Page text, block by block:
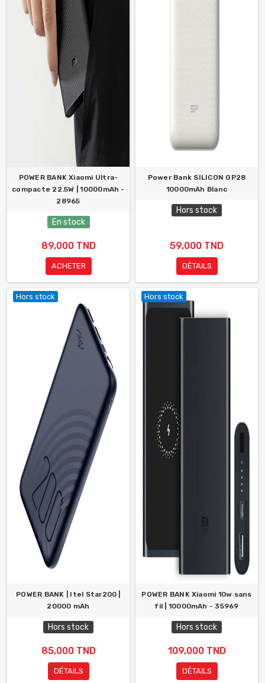
POWER BANK Xiaomi Ultra-
compacte 22.5W | 10000mAh -
28965
En stock
89,000 TND
ACHETER
Power Bank SILICON GP28
10000mAh Blanc
Hors stock
59,000 TND
DÉTAILS
Hors stock
POWER BANK | Itel Star200 |
20000 mAh
Hors stock
85,000 TND
DÉTAILS
Hors stock
POWER BANK Xiaomi 10w sans
fil | 10000mAh - 35969
Hors stock
109,000 TND
DÉTAILS